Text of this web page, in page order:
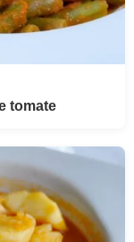
tomate